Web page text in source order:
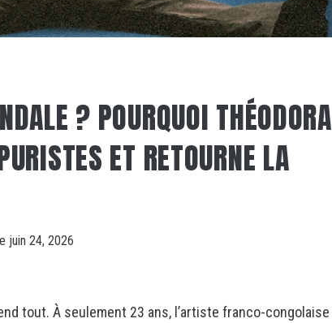
? POURQUOI THÉODORA
ET RETOURNE LA
juin 24, 2026
tout. À seulement 23 ans, l’artiste franco-congolaise